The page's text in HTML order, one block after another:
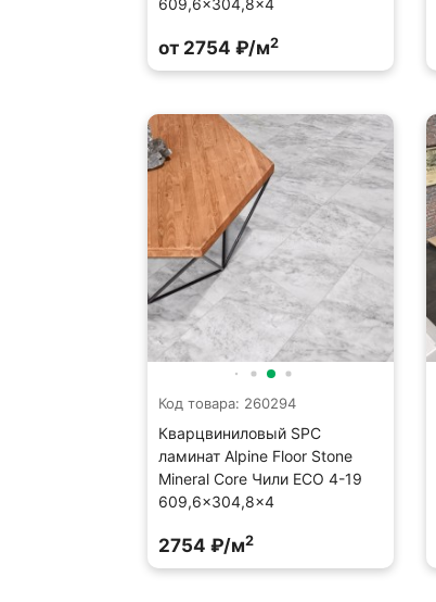
609,6×304,8×4
от 2754 ₽/м2
Код товара: 260294
Кварцвиниловый SPC
ламинат Alpine Floor Stone
Mineral Core Чили ECO 4-19
609,6×304,8×4
2754 ₽/м2